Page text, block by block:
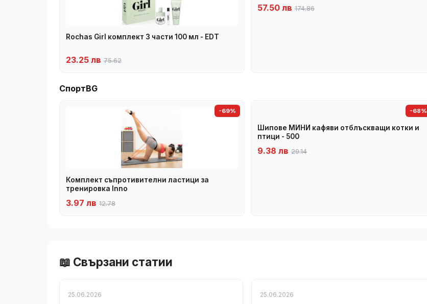
Rochas Girl комплект 3 части 100 мл - EDT
23.25 лв 75.62
57.50 лв 174.86
СпортBG
-69%
Комплект съпротивителни ластици за
тренировка Inno
3.97 лв 12.78
-68%
Шипове МИНИ кафяви отблъскващи котки и
птици - 500
9.38 лв 29.14
📖 Свързани статии
25.06.2026 25.06.2026